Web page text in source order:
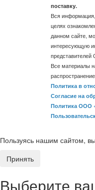
поставку.
Вся
целях
данном сайте,
интересующую
Все материалы
Политика в
Согласие на
Политика ООО
Пользуясь нашим сайтом,
Принять
Выберите